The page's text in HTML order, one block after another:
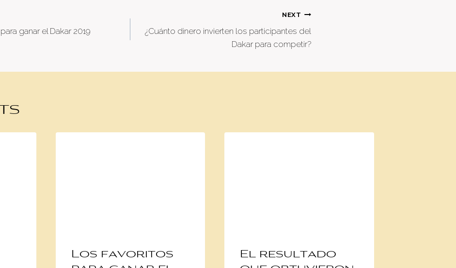
ganar el Dakar 2019
NEXT
¿Cuánto dinero invierten los participantes del
Dakar para competir?
Los favoritos
El resultado